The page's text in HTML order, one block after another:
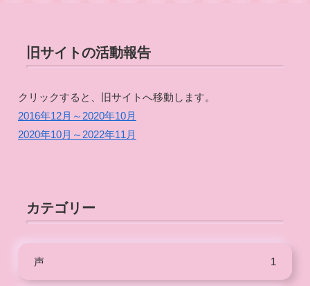
旧サイトの活動報告
クリックすると、旧サイトへ移動します。
2016年12月～2020年10月
2020年10月～2022年11月
カテゴリー
声 1